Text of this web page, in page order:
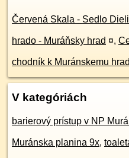
Červená Skala - Sedlo
hrado - Muráňsky hrad ¤,
chodník k Muránskemu
V kategóriách
barierový prístup v NP
Muránska planina 9x,